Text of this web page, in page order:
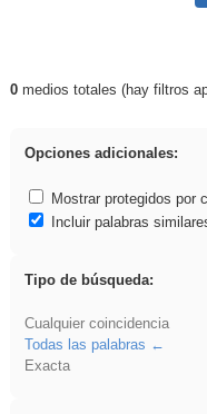
Resultados de:
0medios totales (hay filtros
Opciones adicionales:
Mostrar protegidos por
Incluir palabras
Tipo de búsqueda:
Cualquier coincidencia
Todas las palabras
Exacta